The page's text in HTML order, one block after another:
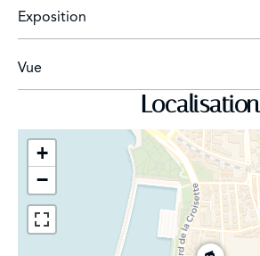
Exposition
Vue
Localisation
+
−